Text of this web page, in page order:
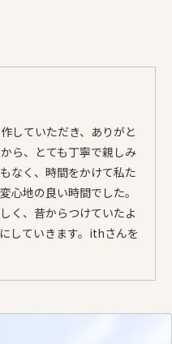
していただき、ありがと
ら、とても丁寧で親しみ
なく、時間をかけて私た
心地の良い時間でした。
く、昔からつけていたよ
していきます。ithさんを